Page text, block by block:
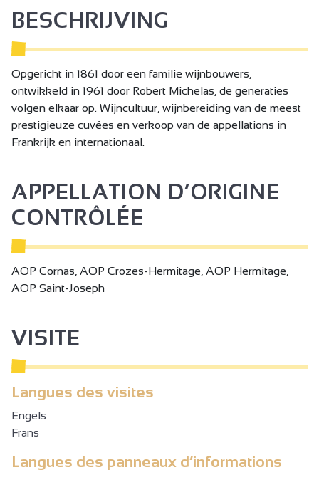
BESCHRIJVING
Opgericht in 1861 door een familie wijnbouwers,
ontwikkeld in 1961 door Robert Michelas, de generaties
volgen elkaar op. Wijncultuur, wijnbereiding van de meest
prestigieuze cuvées en verkoop van de appellations in
Frankrijk en internationaal.
APPELLATION D’ORIGINE
CONTRÔLÉE
AOP Cornas, AOP Crozes-Hermitage, AOP Hermitage,
AOP Saint-Joseph
VISITE
Langues des visites
Engels
Frans
Langues des panneaux d’informations